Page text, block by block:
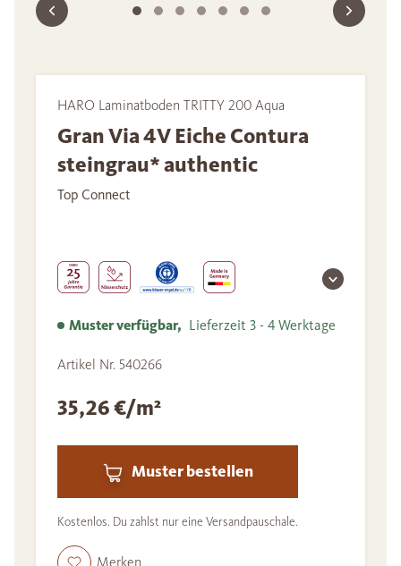
HARO Laminatboden TRITTY 200 Aqua
Gran Via 4V Eiche Contura
steingrau* authentic
Top Connect
Muster verfügbar, Lieferzeit 3 - 4 Werktage
Artikel Nr. 540266
35,26 €/m²
Muster bestellen
Kostenlos. Du zahlst nur eine Versandpauschale.
Merken